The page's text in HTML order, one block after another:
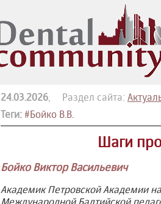
24.03.2026, Раздел сайта:
Теги: #Бойко В.В.
Шаги
Бойко Виктор Васильевич
Академик Петровской Академии
Международной Балтийской